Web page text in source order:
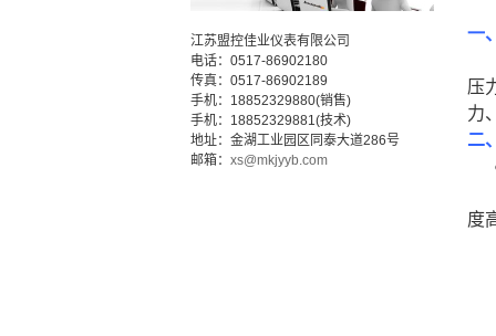
江苏盟控佳业仪表有限公司
电话：0517-86902180
传真：0517-86902189
手机：18852329880(销售)
手机：18852329881(技术)
地址：金湖工业园区同泰大道286号
邮箱： xs@mkjyyb.com
一
压
力
二
●
●
度
●
●
●
●